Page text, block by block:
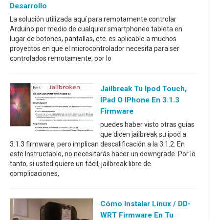
Desarrollo
La solución utilizada aquí para remotamente controlar
Arduino por medio de cualquier smartphoneo tableta en
lugar de botones, pantallas, etc. es aplicable a muchos
proyectos en que el microcontrolador necesita para ser
controlados remotamente, por lo
Jailbreak Tu Ipod Touch,
IPad O IPhone En 3.1.3
Firmware
puedes haber visto otras guías
que dicen jailbreak su ipod a
3.1.3 firmware, pero implican descalificación a la 3.1.2. En
este Instructable, no necesitarás hacer un downgrade. Por lo
tanto, si usted quiere un fácil, jailbreak libre de
complicaciones,
Cómo Instalar Linux / DD-
WRT Firmware En Tu